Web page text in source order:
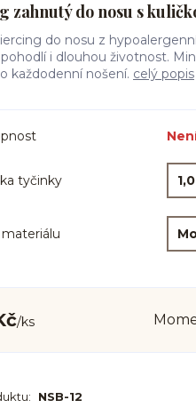
zahnutý do nosu s
do nosu z
i dlouhou životnost.
každodenní nošení. celý popis
tyčinky
materiálu
/ks
NSB-12